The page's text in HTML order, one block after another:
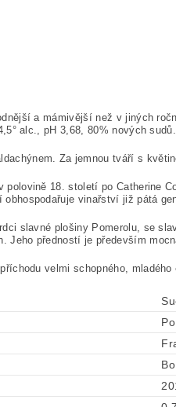
a mámivější než v jiných
alc., pH 3,68, 80% nových
Za jemnou tváří s
polovině 18. století po Catherine
vinařství již pátá
slavné plošiny Pomerolu, se
Jeho předností je především
velmi schopného, mladého